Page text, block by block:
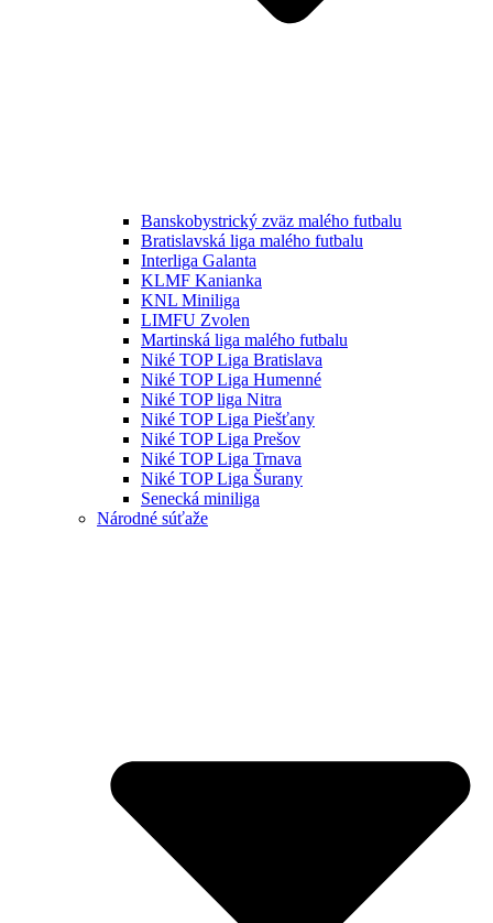
Banskobystrický zväz malého futbalu
Bratislavská liga malého futbalu
Interliga Galanta
KLMF Kanianka
KNL Miniliga
LIMFU Zvolen
Martinská liga malého futbalu
Niké TOP Liga Bratislava
Niké TOP Liga Humenné
Niké TOP liga Nitra
Niké TOP Liga Piešťany
Niké TOP Liga Prešov
Niké TOP Liga Trnava
Niké TOP Liga Šurany
Senecká miniliga
Národné súťaže